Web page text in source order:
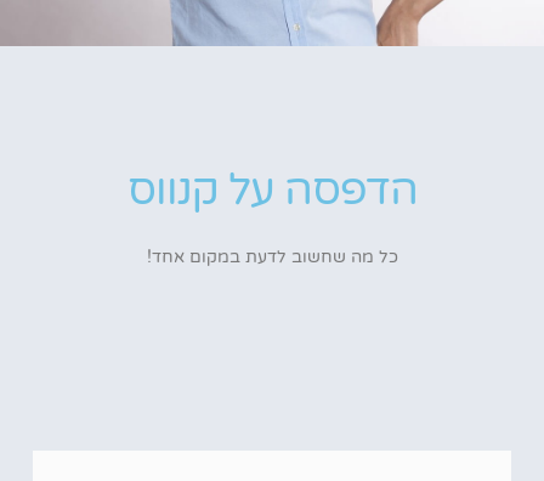
הדפסה על קנווס
כל מה שחשוב לדעת במקום אחד!